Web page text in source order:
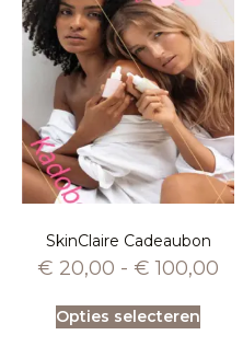
SkinClaire Cadeaubon
€ 20,00 - € 100,00
Opties selecteren